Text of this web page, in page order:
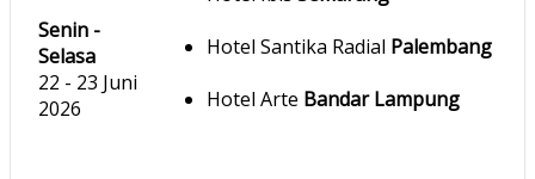
Hotel Santika Radial Palembang
Hotel Arte Bandar Lampung
Senin -
Selasa
22 - 23 Juni
2026